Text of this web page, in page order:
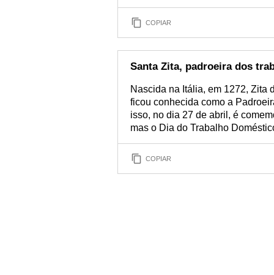
COPIAR
Santa Zita, padroeira dos
Nascida na Itália, em 1272, Zita
ficou conhecida como a
isso, no dia 27 de abril, é
mas o Dia do Trabalho
COPIAR